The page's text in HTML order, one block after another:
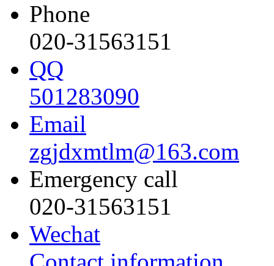
Phone
020-31563151
QQ
501283090
Email
zgjdxmtlm@163.com
Emergency call
020-31563151
Wechat